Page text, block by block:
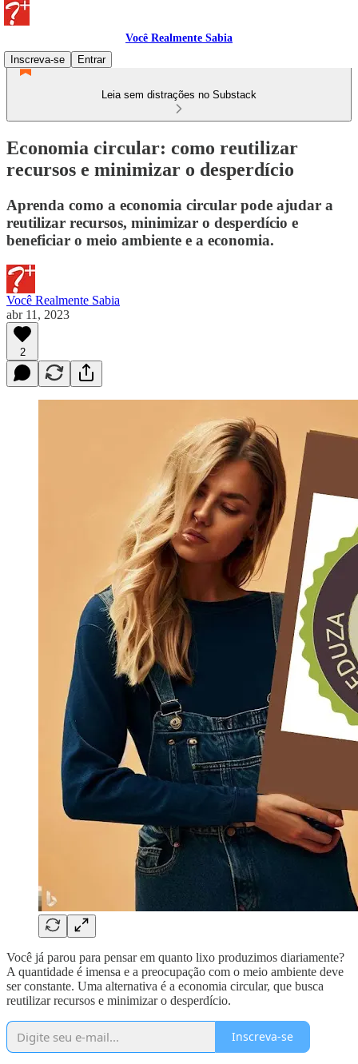
Você Realmente Sabia
Inscreva-se
Entrar
Leia sem distrações no Substack
Economia circular: como reutilizar
recursos e minimizar o desperdício
Aprenda como a economia circular pode ajudar a
reutilizar recursos, minimizar o desperdício e
beneficiar o meio ambiente e a economia.
Você Realmente Sabia
abr 11, 2023
2
Você já parou para pensar em quanto lixo produzimos diariamente?
A quantidade é imensa e a preocupação com o meio ambiente deve
ser constante. Uma alternativa é a economia circular, que busca
reutilizar recursos e minimizar o desperdício.
Inscreva-se